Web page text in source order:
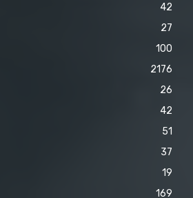
42
27
100
2176
26
42
51
37
19
169